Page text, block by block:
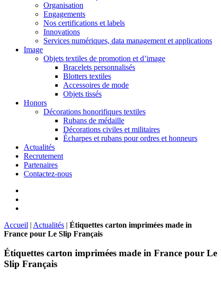
Organisation
Engagements
Nos certifications et labels
Innovations
Services numériques, data management et applications
Image
Objets textiles de promotion et d’image
Bracelets personnalisés
Blotters textiles
Accessoires de mode
Objets tissés
Honors
Décorations honorifiques textiles
Rubans de médaille
Décorations civiles et militaires
Écharpes et rubans pour ordres et honneurs
Actualités
Recrutement
Partenaires
Contactez-nous
Accueil | Actualités | Étiquettes carton imprimées made in
France pour Le Slip Français
Étiquettes carton imprimées made in France pour Le
Slip Français